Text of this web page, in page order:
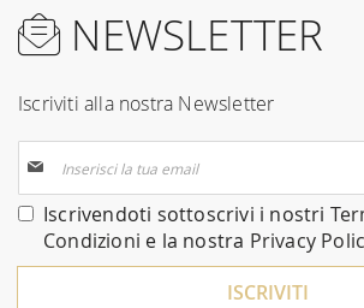
NEWSLETTER
Iscriviti alla nostra Newsletter
alla
nostra
Newsletter:
Iscrivendoti sottoscrivi i nostri
Condizioni e la nostra Privacy
ISCRIVITI